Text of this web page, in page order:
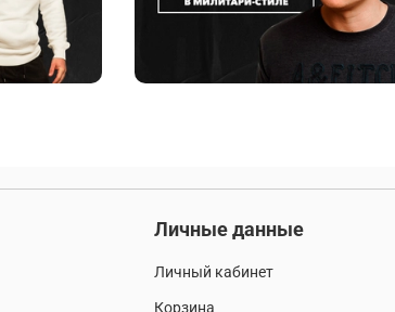
Личные данные
Личный кабинет
Корзина